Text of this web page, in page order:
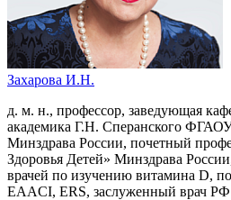
Захарова И.Н.
д. м. н., профессор, заведующая
академика Г.Н. Сперанского
Минздрава России, почетный
Здоровья Детей» Минздрава
врачей по изучению витамина D,
EAACI, ERS, заслуженный врач РФ